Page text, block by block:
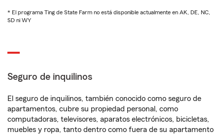
* El programa Ting de State Farm no está disponible actualmente en AK, DE, NC,
SD ni WY
Seguro de inquilinos
El seguro de inquilinos, también conocido como seguro de
apartamentos, cubre su propiedad personal, como
computadoras, televisores, aparatos electrónicos, bicicletas,
muebles y ropa, tanto dentro como fuera de su apartamento